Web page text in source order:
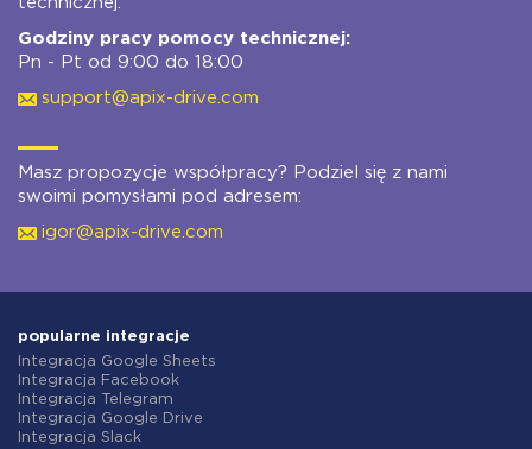
Godziny pracy pomocy technicznej:
Pn - Pt od 9:00 do 18:00
support@apix-drive.com
Masz propozycje współpracy? Podziel się z nami
swoimi pomysłami pod adresem:
igor@apix-drive.com
popularne integracje
Integracja Google Sheets
Integracja Facebook
Integracja Telegram
Integracja Google Drive
Integracja Slack